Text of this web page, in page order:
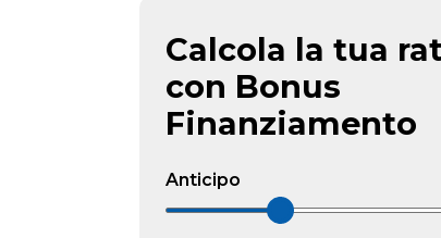
Calcola la tua
con Bonus
Finanziamento
Anticipo